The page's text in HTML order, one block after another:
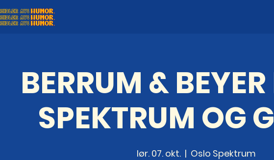
BERRUM & BEYER
SPEKTRUM OG
lør. 07. okt.
  |
Oslo Spektrum